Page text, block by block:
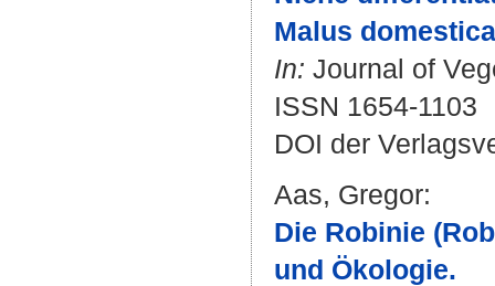
Malus
In: Journal of
ISSN 1654-1103
DOI der
Aas, Gregor:
Die Robinie
und Ökologie.